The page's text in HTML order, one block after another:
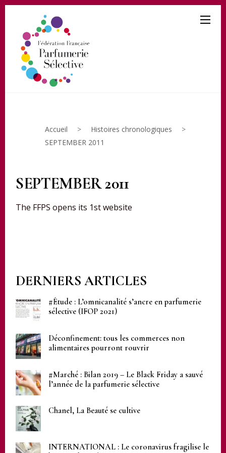
Accueil > Histoires chronologiques
>
SEPTEMBER 2011
SEPTEMBER 2011
The FFPS opens its 1st website
DERNIERS ARTICLES
#Étude : L’omnicanalité s’ancre en parfumerie
sélective (IFOP 2021)
Déconfinement: tous les commerces non
alimentaires pourront rouvrir
#Marché : Bilan 2019 – Le Black Friday a sauvé
l’année de la parfumerie sélective
Chanel, La Beauté se cultive
INTERNATIONAL : Le coronavirus fragilise le